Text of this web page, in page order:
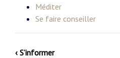
Méditer
Se faire conseiller
‹ S’informer